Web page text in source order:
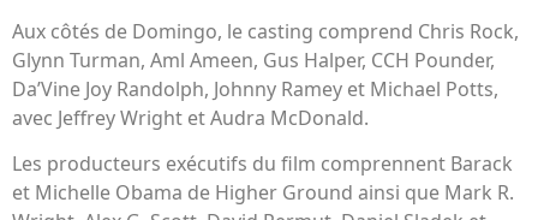
Aux côtés de Domingo, le casting comprend Chris Rock,
Glynn Turman, Aml Ameen, Gus Halper, CCH Pounder,
Da’Vine Joy Randolph, Johnny Ramey et Michael Potts,
avec Jeffrey Wright et Audra McDonald.
Les producteurs exécutifs du film comprennent Barack
et Michelle Obama de Higher Ground ainsi que Mark R.